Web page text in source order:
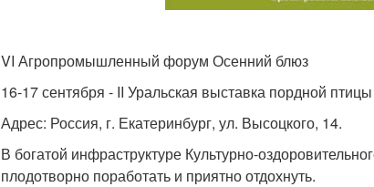
VI Агропромышленный форум Осенний блюз
16-17 сентября - II Уральская выставка пордной
Адрес: Россия, г. Екатеринбург, ул. Высоцкого, 14.
В богатой инфраструктуре Культурно-
плодотворно поработать и приятно отдохнуть.